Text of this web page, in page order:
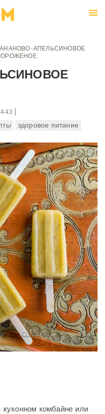
АПЕЛЬСИНОВОЕ
здоровое питание
кухонном комбайне или